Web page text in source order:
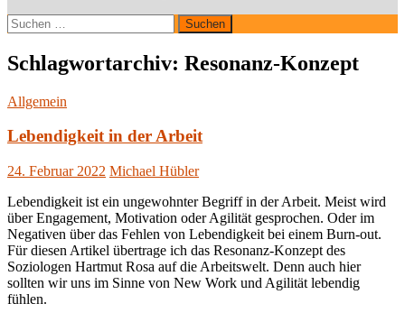
Suchen
nach:
Schlagwortarchiv: Resonanz-Konzept
Allgemein
Lebendigkeit in der Arbeit
24. Februar 2022 Michael Hübler
Lebendigkeit ist ein ungewohnter Begriff in der Arbeit. Meist wird
über Engagement, Motivation oder Agilität gesprochen. Oder im
Negativen über das Fehlen von Lebendigkeit bei einem Burn-out.
Für diesen Artikel übertrage ich das Resonanz-Konzept des
Soziologen Hartmut Rosa auf die Arbeitswelt. Denn auch hier
sollten wir uns im Sinne von New Work und Agilität lebendig
fühlen.